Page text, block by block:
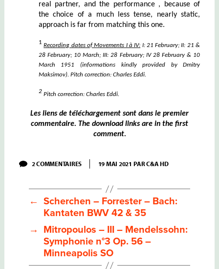
real partner, and the performance , because of
the choice of a much less tense, nearly static,
approach is far from matching this one.
1
Recording dates ofMovements I à IV: I: 21February; II: 21 &
28February; 10March; III: 28 February; IV 28 February & 10
March 1951 (informations kindly provided byDmitry
Maksimov). Pitch correction: Charles Eddi.
2
Pitch correction: Charles Eddi.
Les liens de téléchargement sont dans le premier
commentaire. The download links are in the first
comment.
2 COMMENTAIRESSUR
NEUHAUS
BEETHOVEN:
MUSIQUE
DE
CHAMBRE:
QUATUOR
WOO36
N°2
–
TRIO
OP.97
–
19 MAI 2021 PARC&A HD
← Scherchen – Forrester – Bach:
Kantaten BWV 42 & 35
→
Mitropoulos – III – Mendelssohn:
Symphonie n°3 Op. 56 –
Minneapolis SO